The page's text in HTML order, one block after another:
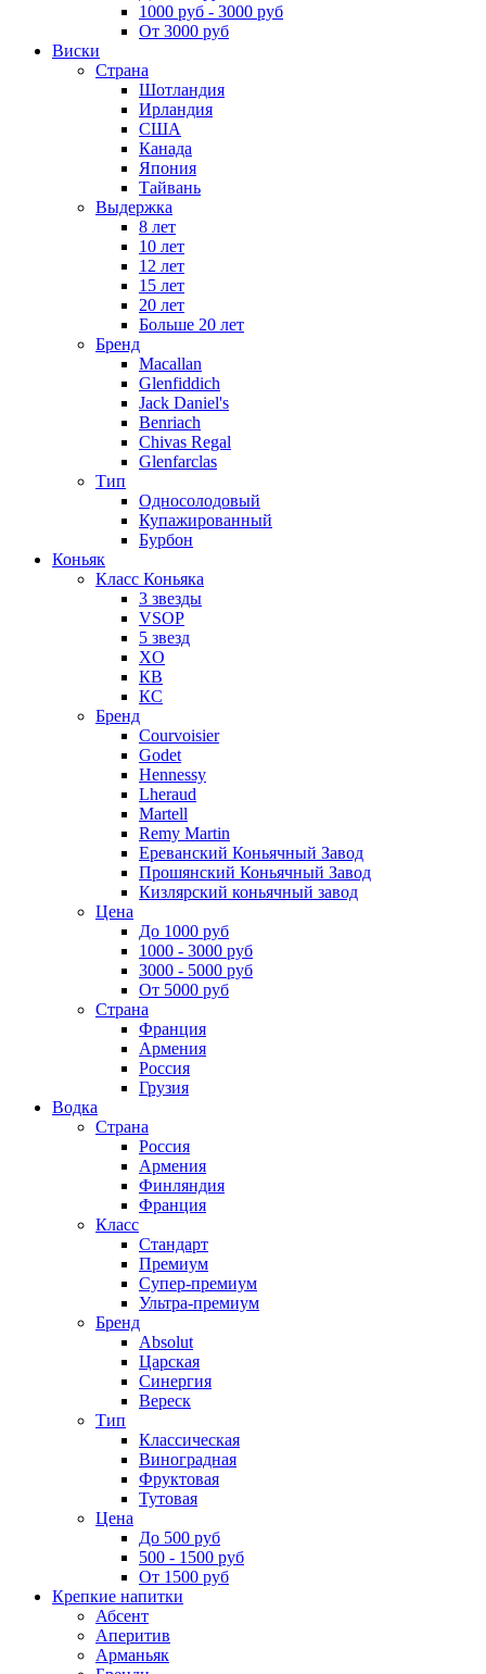
1000 руб - 3000 руб
От 3000 руб
Виски
Страна
Шотландия
Ирландия
США
Канада
Япония
Тайвань
Выдержка
8 лет
10 лет
12 лет
15 лет
20 лет
Больше 20 лет
Бренд
Macallan
Glenfiddich
Jack Daniel's
Benriach
Chivas Regal
Glenfarclas
Тип
Односолодовый
Купажированный
Бурбон
Коньяк
Класс Коньяка
3 звезды
VSOP
5 звезд
XO
КВ
КС
Бренд
Courvoisier
Godet
Hennessy
Lheraud
Martell
Remy Martin
Ереванский Коньячный Завод
Прошянский Коньячный Завод
Кизлярский коньячный завод
Цена
До 1000 руб
1000 - 3000 руб
3000 - 5000 руб
От 5000 руб
Страна
Франция
Армения
Россия
Грузия
Водка
Страна
Россия
Армения
Финляндия
Франция
Класс
Стандарт
Премиум
Супер-премиум
Ультра-премиум
Бренд
Absolut
Царская
Синергия
Вереск
Тип
Классическая
Виноградная
Фруктовая
Тутовая
Цена
До 500 руб
500 - 1500 руб
От 1500 руб
Крепкие напитки
Абсент
Аперитив
Арманьяк